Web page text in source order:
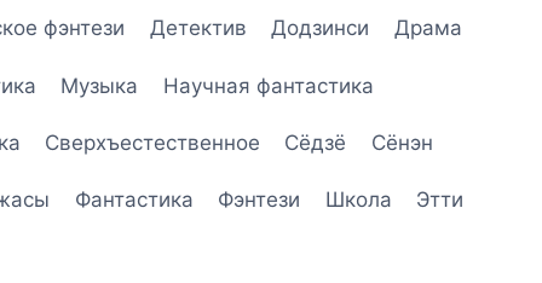
фэнтези Детектив Додзинси Драма
Музыка Научная фантастика
Сверхъестественное Сёдзё Сёнэн
Фантастика Фэнтези Школа Этти